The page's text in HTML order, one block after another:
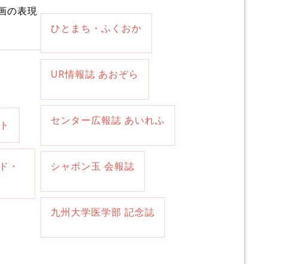
の表現
・
ひとまち・ふくおか
UR情報誌 あおぞら
センター広報誌 あいれふ
シャボン玉 会報誌
九州大学医学部 記念誌